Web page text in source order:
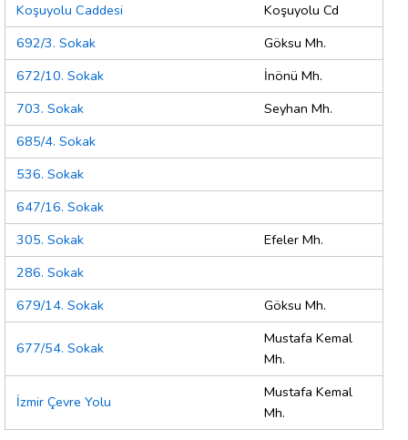
Koşuyolu Caddesi
Koşuyolu Cd
692/3. Sokak
Göksu Mh.
672/10. Sokak
İnönü Mh.
703. Sokak
Seyhan Mh.
685/4. Sokak
536. Sokak
647/16. Sokak
305. Sokak
Efeler Mh.
286. Sokak
679/14. Sokak
Göksu Mh.
677/54. Sokak
Mustafa Kemal
Mh.
İzmir Çevre Yolu
Mustafa Kemal
Mh.